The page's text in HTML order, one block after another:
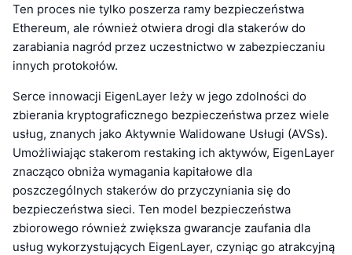
Ten proces nie tylko poszerza ramy bezpieczeństwa
Ethereum, ale również otwiera drogi dla stakerów do
zarabiania nagród przez uczestnictwo w zabezpieczaniu
innych protokołów.
Serce innowacji EigenLayer leży w jego zdolności do
zbierania kryptograficznego bezpieczeństwa przez wiele
usług, znanych jako Aktywnie Walidowane Usługi (AVSs).
Umożliwiając stakerom restaking ich aktywów, EigenLayer
znacząco obniża wymagania kapitałowe dla
poszczególnych stakerów do przyczyniania się do
bezpieczeństwa sieci. Ten model bezpieczeństwa
zbiorowego również zwiększa gwarancje zaufania dla
usług wykorzystujących EigenLayer, czyniąc go atrakcyjną